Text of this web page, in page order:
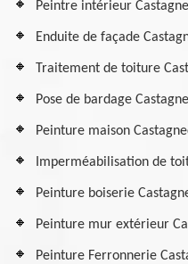
Peintre intérieur
Enduite de façade
Traitement de toiture
Pose de bardage
Peinture maison
Imperméabilisation de
Peinture boiserie
Peinture mur extérieur
Peinture Ferronnerie